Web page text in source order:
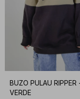
BUZO PULAU RIPPER
VERDE